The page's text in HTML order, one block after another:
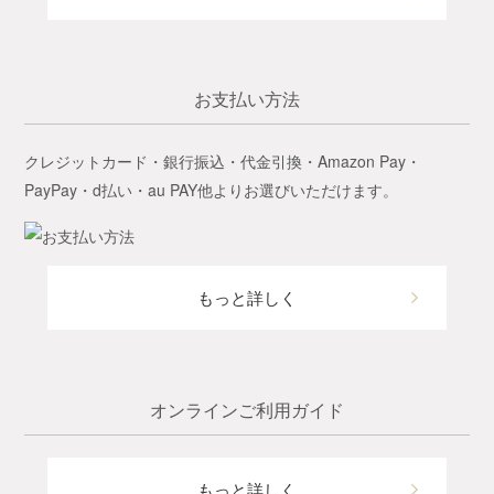
お支払い方法
クレジットカード・銀行振込・代金引換・Amazon Pay・
PayPay・d払い・au PAY他よりお選びいただけます。
もっと詳しく
オンラインご利用ガイド
もっと詳しく